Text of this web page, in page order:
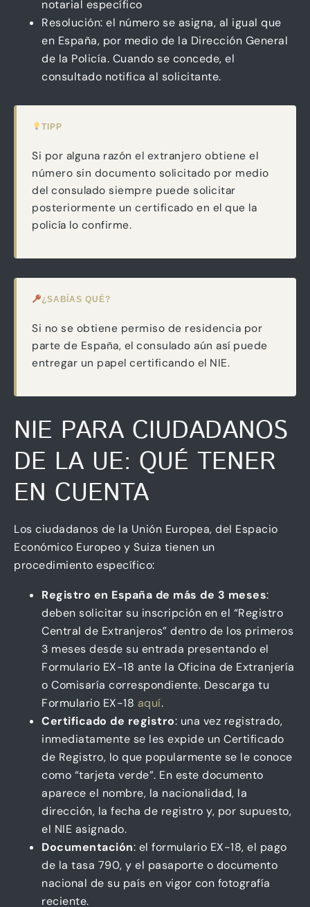
notarial específico
Resolución: el número se asigna, al igual que
en España, por medio de la Dirección General
de la Policía. Cuando se concede, el
consultado notifica al solicitante.
TIPP
Si por alguna razón el extranjero obtiene el
número sin documento solicitado por medio
del consulado siempre puede solicitar
posteriormente un certificado en el que la
policía lo confirme.
¿SABÍAS QUÉ?
Si no se obtiene permiso de residencia por
parte de España, el consulado aún así puede
entregar un papel certificando el NIE.
NIE PARA CIUDADANOS
DE LA UE: QUÉ TENER
EN CUENTA
Los ciudadanos de la Unión Europea, del Espacio
Económico Europeo y Suiza tienen un
procedimiento específico:
Registro en España de más de 3 meses:
deben solicitar su inscripción en el “Registro
Central de Extranjeros” dentro de los primeros
3 meses desde su entrada presentando el
Formulario EX-18 ante la Oficina de Extranjería
o Comisaría correspondiente. Descarga tu
Formulario EX-18 aquí.
Certificado de registro: una vez registrado,
inmediatamente se les expide un Certificado
de Registro, lo que popularmente se le conoce
como “tarjeta verde”. En este documento
aparece el nombre, la nacionalidad, la
dirección, la fecha de registro y, por supuesto,
el NIE asignado.
Documentación: el formulario EX-18, el pago
de la tasa 790, y el pasaporte o documento
nacional de su país en vigor con fotografía
reciente.